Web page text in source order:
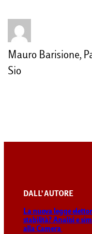
Mauro Barisione,
Sio
DALL’ AUTORE
La nuova legge
stabilità? Analisi e
alla Camera